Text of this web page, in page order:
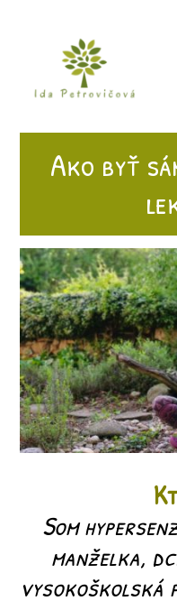
Ako byť
Som
manželka,
vysokoškolská